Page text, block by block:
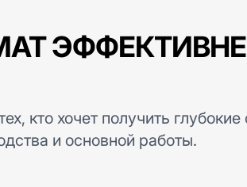
кто хочет получить
и основной работы.